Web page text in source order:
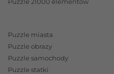
Puzzle 21000 elementów
Puzzle miasta
Puzzle obrazy
Puzzle samochody
Puzzle statki